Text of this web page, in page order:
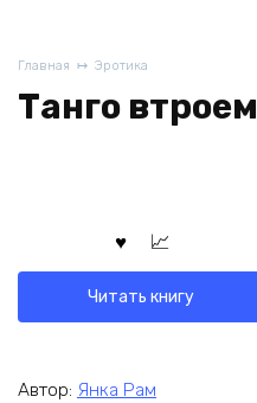
Главная Эротика
Танго втроем
Читать книгу
Автор: Янка Рам